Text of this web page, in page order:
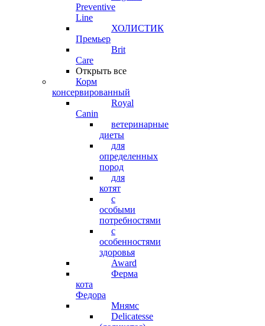
Preventive
Line
ХОЛИСТИК
Премьер
Brit
Care
Открыть все
Корм
консервированный
Royal
Canin
ветеринарные
диеты
для
определенных
пород
для
котят
с
особыми
потребностями
с
особенностями
здоровья
Award
Ферма
кота
Федора
Мнямс
Delicatesse